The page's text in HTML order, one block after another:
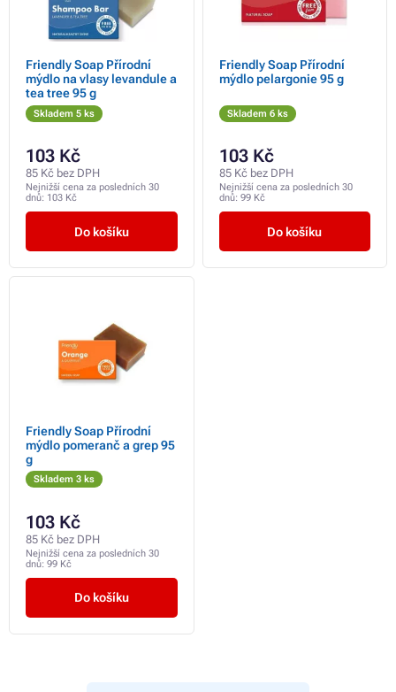
Friendly Soap Přírodní
mýdlo na vlasy levandule a
tea tree 95 g
Skladem 5 ks
103 Kč
85 Kč bez DPH
Nejnižší cena za posledních 30
dnů: 103 Kč
Do košíku
Friendly Soap Přírodní
mýdlo pelargonie 95 g
Skladem 6 ks
103 Kč
85 Kč bez DPH
Nejnižší cena za posledních 30
dnů: 99 Kč
Do košíku
Friendly Soap Přírodní
mýdlo pomeranč a grep 95
g
Skladem 3 ks
103 Kč
85 Kč bez DPH
Nejnižší cena za posledních 30
dnů: 99 Kč
Do košíku